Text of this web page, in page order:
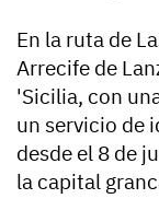
En la ruta de
Arrecife de
'Sicilia, con
un servicio de
desde el 8 de
la capital